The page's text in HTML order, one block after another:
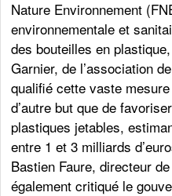
Nature Environnement
environnementale et
des bouteilles en
Garnier, de l’association
qualifié cette vaste
d’autre but que de
plastiques jetables,
entre 1 et 3 milliards
Bastien Faure, directeur
également critiqué le